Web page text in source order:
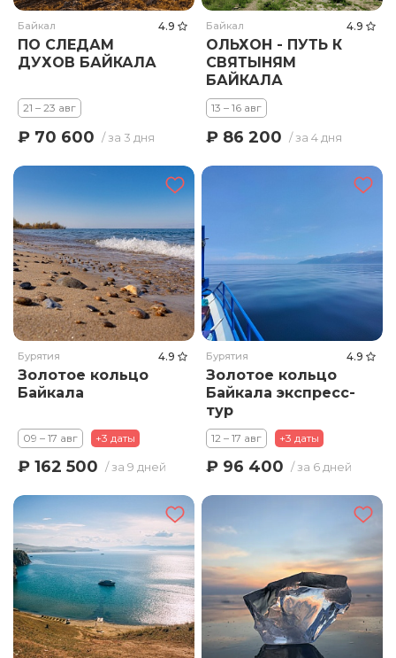
Байкал 4.9
ПО СЛЕДАМ
ДУХОВ БАЙКАЛА
21 – 23 авг
₽ 70 600 / за 3 дня
Байкал 4.9
ОЛЬХОН - ПУТЬ К
СВЯТЫНЯМ
БАЙКАЛА
13 – 16 авг
₽ 86 200 / за 4 дня
Бурятия 4.9
Золотое кольцо
Байкала
09 – 17 авг +3 даты
₽ 162 500 / за 9 дней
Бурятия 4.9
Золотое кольцо
Байкала экспресс-
тур
12 – 17 авг +3 даты
₽ 96 400 / за 6 дней